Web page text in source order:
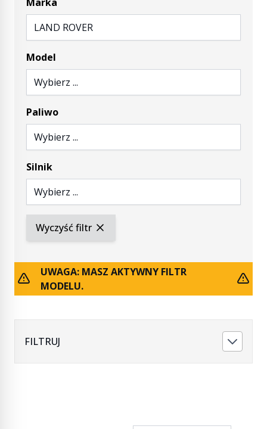
LAND ROVER
Model
Wybierz ...
Paliwo
Wybierz ...
Silnik
Wybierz ...
Wyczyść filtr
UWAGA: MASZ AKTYWNY FILTR
MODELU.
FILTRUJ